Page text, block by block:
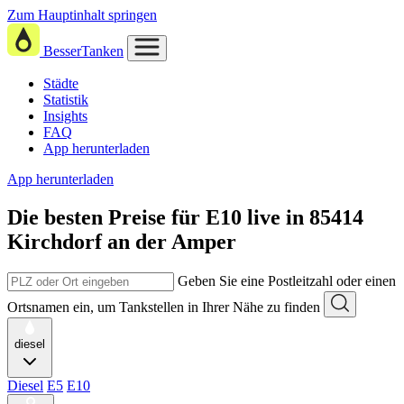
Zum Hauptinhalt springen
BesserTanken
Städte
Statistik
Insights
FAQ
App herunterladen
App herunterladen
Die besten Preise für E10 live in 85414
Kirchdorf an der Amper
Geben Sie eine Postleitzahl oder einen
Ortsnamen ein, um Tankstellen in Ihrer Nähe zu finden
diesel
Diesel E5 E10